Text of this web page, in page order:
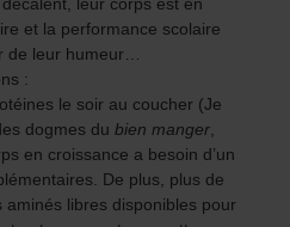
et la performance scolaire
de leur humeur…
:
le soir au coucher (Je
dogmes du bien manger
en croissance a besoin d’un
De plus, plus de
aminés libres disponibles pour